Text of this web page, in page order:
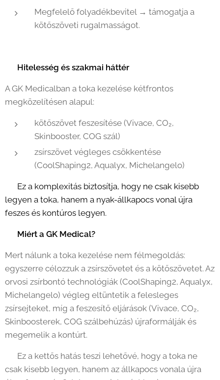
Megfelelő folyadékbevitel → támogatja a
kötőszöveti rugalmasságot.
Hitelesség és szakmai háttér
A GK Medicalban a toka kezelése kétfrontos
megközelítésen alapul:
kötőszövet feszesítése (Vivace, CO₂,
Skinbooster, COG szál)
zsírszövet végleges csökkentése
(CoolShaping2, Aqualyx, Michelangelo)
Ez a komplexitás biztosítja, hogy ne csak kisebb
legyen a toka, hanem a nyak-állkapocs vonal újra
feszes és kontúros legyen.
Miért a GK Medical?
Mert nálunk a toka kezelése nem félmegoldás:
egyszerre célozzuk a zsírszövetet és a kötőszövetet. Az
orvosi zsírbontó technológiák (CoolShaping2, Aqualyx,
Michelangelo) végleg eltüntetik a felesleges
zsírsejteket, míg a feszesítő eljárások (Vivace, CO₂,
Skinboosterek, COG szálbehúzás) újraformálják és
megemelik a kontúrt.
👉 Ez a kettős hatás teszi lehetővé, hogy a toka ne
csak kisebb legyen, hanem az állkapocs vonala újra